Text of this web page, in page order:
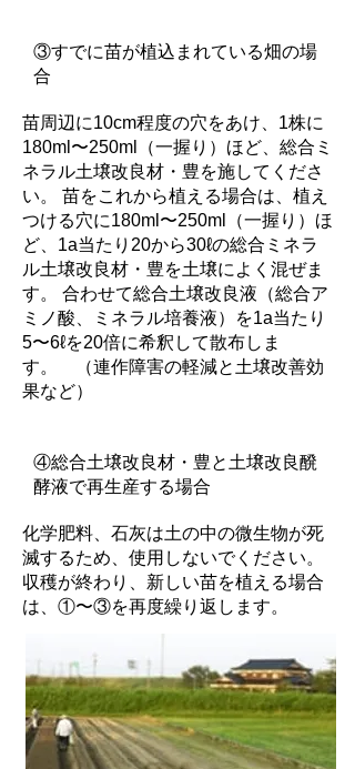
③すでに苗が植込まれている畑の場
合
苗周辺に10cm程度の穴をあけ、1株に
180ml〜250ml（一握り）ほど、総合ミ
ネラル土壌改良材・豊を施してくださ
い。 苗をこれから植える場合は、植え
つける穴に180ml〜250ml（一握り）ほ
ど、1a当たり20から30ℓの総合ミネラ
ル土壌改良材・豊を土壌によく混ぜま
す。 合わせて総合土壌改良液（総合ア
ミノ酸、ミネラル培養液）を1a当たり
5〜6ℓを20倍に希釈して散布しま
す。 （連作障害の軽減と土壌改善効
果など）
④総合土壌改良材・豊と土壌改良醗
酵液で再生産する場合
化学肥料、石灰は土の中の微生物が死
滅するため、使用しないでください。
収穫が終わり、新しい苗を植える場合
は、①〜③を再度繰り返します。